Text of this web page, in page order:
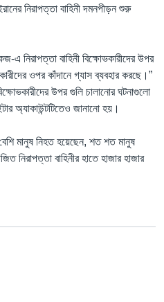
নিরাপত্তা বাহিনী দমনপীড়ন শুরু
নিরাপত্তা বাহিনী বিক্ষোভকারীদের উপর
ওপর কাঁদানে গ্যাস ব্যবহার করছে।”
উপর গুলি চালানোর ঘটনাগুলো
অ্যাকাউন্টটিতেও জানানো হয়।
মানুষ নিহত হয়েছেন, শত শত মানুষ
নিরাপত্তা বাহিনীর হাতে হাজার হাজার